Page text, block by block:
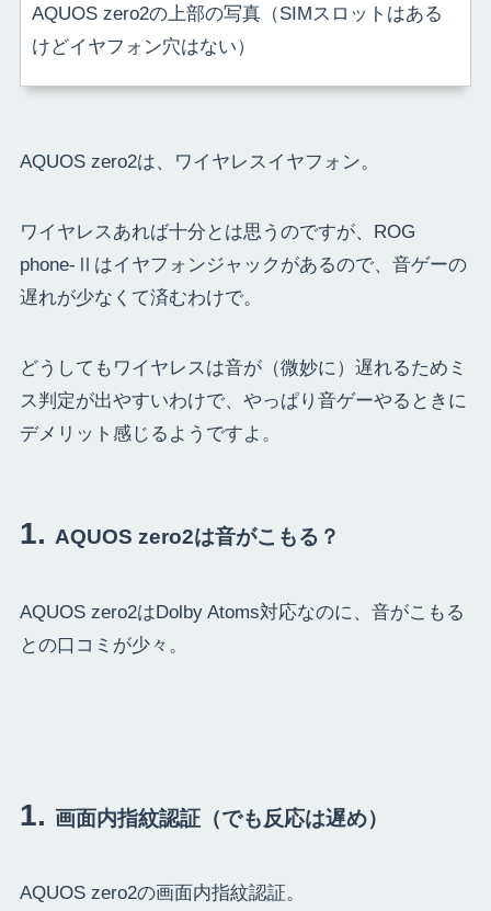
AQUOS zero2の上部の写真（SIMスロットはある
けどイヤフォン穴はない）
AQUOS zero2は、ワイヤレスイヤフォン。
ワイヤレスあれば十分とは思うのですが、ROG
phone-Ⅱはイヤフォンジャックがあるので、音ゲーの
遅れが少なくて済むわけで。
どうしてもワイヤレスは音が（微妙に）遅れるためミ
ス判定が出やすいわけで、やっぱり音ゲーやるときに
デメリット感じるようですよ。
AQUOS zero2は音がこもる？
AQUOS zero2はDolby Atoms対応なのに、音がこもる
との口コミが少々。
画面内指紋認証（でも反応は遅め）
AQUOS zero2の画面内指紋認証。